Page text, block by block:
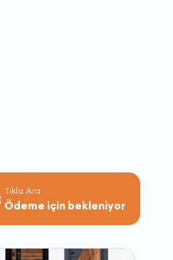
Tıkla Ara
Ödeme için bekleniyor